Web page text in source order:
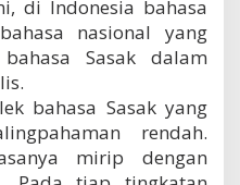
di Indonesia bahasa
nasional yang
Sasak dalam
bahasa Sasak yang
rendah.
mirip dengan